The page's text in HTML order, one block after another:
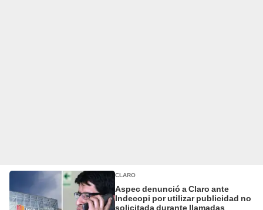
CLARO
Aspec denunció a Claro ante
Indecopi por utilizar publicidad no
solicitada durante llamadas